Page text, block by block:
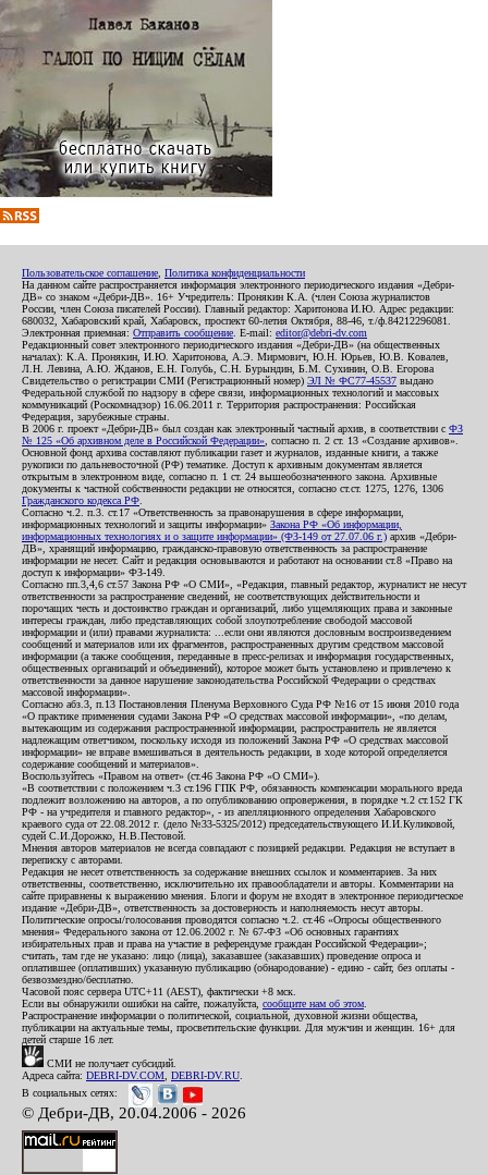
Пользовательское соглашение Политика конфиденциальности
На данном сайте распространяется информация электронного периодического издания «Дебри-
ДВ» со знаком «Дебри-ДВ». 16+ Учредитель: Пронякин К.А. (член Союза журналистов
России, член Союза писателей России). Главный редактор: Харитонова И.Ю. Адрес редакции:
680032, Хабаровский край, Хабаровск, проспект 60-летия Октября, 88-46, т./ф.84212296081.
Электронная приемная: Отправить сообщение . E-mail: editor@debri-dv.com
Редакционный совет электронного периодического издания «Дебри-ДВ» (на общественных
началах): К.А. Пронякин, И.Ю. Харитонова, А.Э. Мирмович, Ю.Н. Юрьев, Ю.В. Ковалев,
Л.Н. Левина, А.Ю. Жданов, Е.Н. Голубь, С.Н. Бурындин, Б.М. Сухинин, О.В. Егорова
Свидетельство о регистрации СМИ (Регистрационный номер) ЭЛ № ФС77-45537 выдано
Федеральной службой по надзору в сфере связи, информационных технологий и массовых
коммуникаций (Роскомнадзор) 16.06.2011 г. Территория распространения: Российская
Федерация, зарубежные страны.
В 2006 г. проект «Дебри-ДВ» был создан как электронный частный архив, в соответствии с ФЗ
№ 125 «Об архивном деле в Российской Федерации» , согласно п. 2 ст. 13 «Создание архивов».
Основной фонд архива составляют публикации газет и журналов, изданные книги, а также
рукописи по дальневосточной (РФ) тематике. Доступ к архивным документам является
открытым в электронном виде, согласно п. 1 ст. 24 вышеобозначенного закона. Архивные
документы к частной собственности редакции не относятся, согласно ст.ст. 1275, 1276, 1306
Гражданского кодекса РФ
Согласно ч.2. п.3. ст.17 «Ответственность за правонарушения в сфере информации,
информационных технологий и защиты информации» Закона РФ «Об информации,
информационных технологиях и о защите информации» (ФЗ-149 от 27.07.06 г.) архив «Дебри-
ДВ», хранящий информацию, гражданско-правовую ответственность за распространение
информации не несет. Сайт и редакция основываются и работают на основании ст.8 «Право на
доступ к информации» ФЗ-149.
Согласно пп.3,4,6 ст.57 Закона РФ «О СМИ», «Редакция, главный редактор, журналист не несут
ответственности за распространение сведений, не соответствующих действительности и
порочащих честь и достоинство граждан и организаций, либо ущемляющих права и законные
интересы граждан, либо представляющих собой злоупотребление свободой массовой
информации и (или) правами журналиста: ...если они являются дословным воспроизведением
сообщений и материалов или их фрагментов, распространенных другим средством массовой
информации (а также сообщения, переданные в пресс-релизах и информация государственных,
общественных организаций и объединений), которое может быть установлено и привлечено к
ответственности за данное нарушение законодательства Российской Федерации о средствах
массовой информации».
Согласно абз.3, п.13 Постановления Пленума Верховного Суда РФ №16 от 15 июня 2010 года
«О практике применения судами Закона РФ «О средствах массовой информации», «по делам,
вытекающим из содержания распространенной информации, распространитель не является
надлежащим ответчиком, поскольку исходя из положений Закона РФ «О средствах массовой
информации» не вправе вмешиваться в деятельность редакции, в ходе которой определяется
содержание сообщений и материалов».
Воспользуйтесь «Правом на ответ» (ст.46 Закона РФ «О СМИ»).
«В соответствии с положением ч.3 ст.196 ГПК РФ, обязанность компенсации морального вреда
подлежит возложению на авторов, а по опубликованию опровержения, в порядке ч.2 ст.152 ГК
РФ - на учредителя и главного редактор», - из апелляционного определения Хабаровского
краевого суда от 22.08.2012 г. (дело №33-5325/2012) председательствующего И.И.Куликовой,
судей С.И.Дорожко, Н.В.Пестовой.
Мнения авторов материалов не всегда совпадают с позицией редакции. Редакция не вступает в
переписку с авторами.
Редакция не несет ответственность за содержание внешних ссылок и комментариев. За них
ответственны, соответственно, исключительно их правообладатели и авторы. Комментарии на
сайте приравнены к выражению мнения. Блоги и форум не входят в электронное периодическое
издание «Дебри-ДВ», ответственность за достоверность и наполняемость несут авторы.
Политические опросы/голосования проводятся согласно ч.2. ст.46 «Опросы общественного
мнения» Федерального закона от 12.06.2002 г. № 67-ФЗ «Об основных гарантиях
избирательных прав и права на участие в референдуме граждан Российской Федерации»;
считать, там где не указано: лицо (лица), заказавшее (заказавших) проведение опроса и
оплатившее (оплативших) указанную публикацию (обнародование) - едино - сайт, без оплаты -
безвозмездно/бесплатно.
Часовой пояс сервера UTC+11 (AEST), фактически +8 мск.
Если вы обнаружили ошибки на сайте, пожалуйста, сообщите нам об этом
Распространение информации о политической, социальной, духовной жизни общества,
публикации на актуальные темы, просветительские функции. Для мужчин и женщин. 16+ для
детей старше 16 лет.
СМИ не получает субсидий.
Адреса сайта: DEBRI-DV.COM DEBRI-DV.RU
В социальных сетях:
© Дебри-ДВ, 20.04.2006 - 2026